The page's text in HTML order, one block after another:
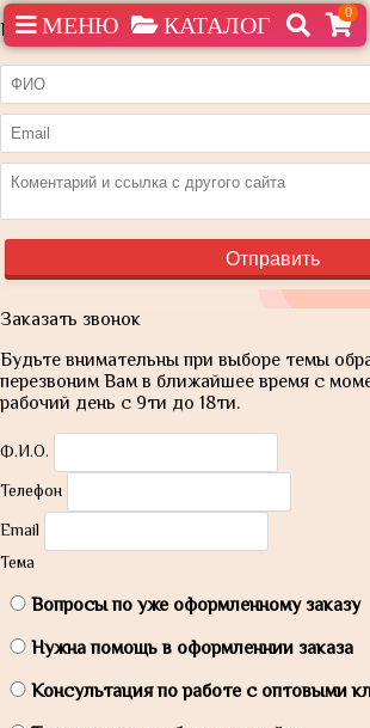
Нашли дешевле?
Заказать звонок
Будьте внимательны при выборе темы
перезвоним Вам в ближайшее время с
рабочий день с 9ти до 18ти.
Ф.И.О.
Телефон
Email
Тема
Вопросы по уже оформленному заказу
Нужна помощь в оформленнии заказа
Консультация по работе с оптовыми
МЕНЮ КАТАЛОГ 0